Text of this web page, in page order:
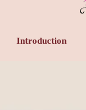
Introduction